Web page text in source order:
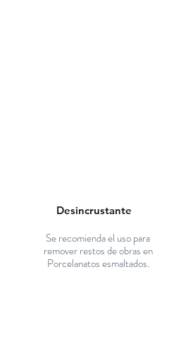
Desincrustante
Se recomienda el uso para
remover restos de obras en
Porcelanatos esmaltados.